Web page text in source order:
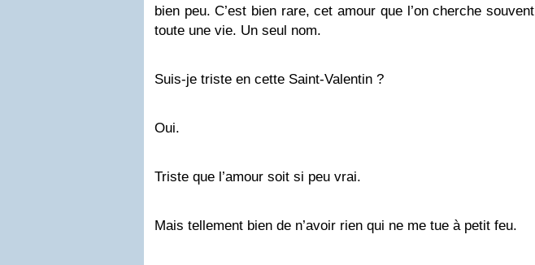
bien peu. C’est bien rare, cet amour que l’on cherche souvent
toute une vie. Un seul nom.
Suis-je triste en cette Saint-Valentin ?
Oui.
Triste que l’amour soit si peu vrai.
Mais tellement bien de n’avoir rien qui ne me tue à petit feu.